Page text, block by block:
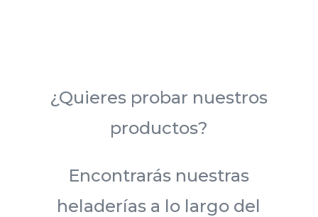
¿Quieres probar nuestros
productos?
Encontrarás nuestras
heladerías a lo largo del